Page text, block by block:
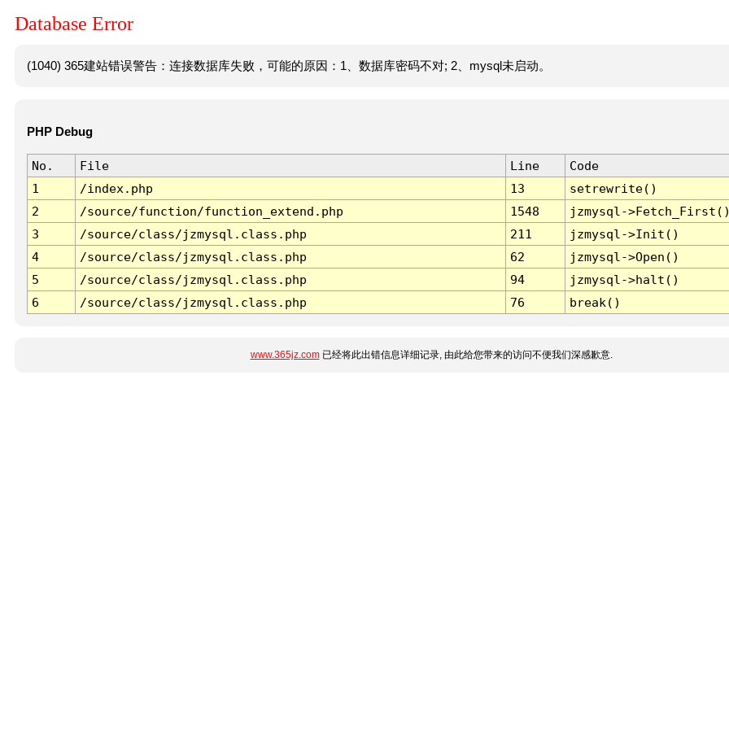
Database Error
(1040) 365建站错误警告：连接数据库失败，可能的原因：1、数据库密码不对; 2、mysql未启动。
PHP Debug
No. File Line
Code
1
/index.php 13
setrewrite()
2
/source/function/function_extend.php 1548
jzmysql-
3
/source/class/jzmysql.class.php 211
jzmysql->Init()
4
/source/class/jzmysql.class.php 62
jzmysql->Open()
5
/source/class/jzmysql.class.php 94
jzmysql->halt()
6
/source/class/jzmysql.class.php 76 break()
www.365jz.com已经将此出错信息详细记录, 由此给您带来的访问不便我们深感歉意.